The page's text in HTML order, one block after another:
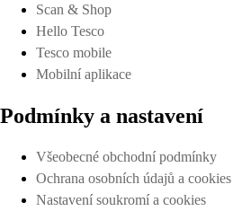
Scan & Shop
Hello Tesco
Tesco mobile
Mobilní aplikace
Podmínky a nastavení
Všeobecné obchodní podmínky
Ochrana osobních údajů a cookies
Nastavení soukromí a cookies